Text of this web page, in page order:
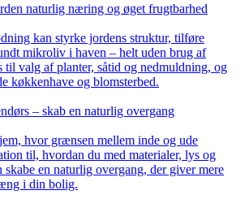
naturlig næring og øget frugtbarhed
kan styrke jordens struktur, tilføre
mikroliv i haven – helt uden brug af
til valg af planter, såtid og nedmuldning, og
køkkenhave og blomsterbed.
– skab en naturlig overgang
hvor grænsen mellem inde og ude
til, hvordan du med materialer, lys og
skabe en naturlig overgang, der giver mere
i din bolig.